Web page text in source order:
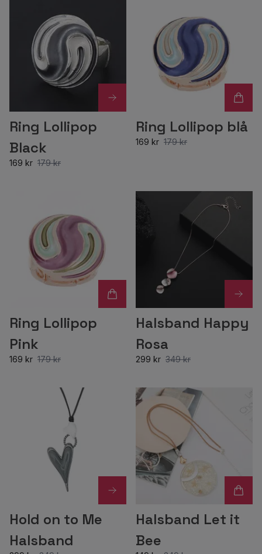
Ring Lollipop
Black
169 kr 179 kr
Ring Lollipop blå
169 kr 179 kr
Ring Lollipop
Pink
169 kr 179 kr
Halsband Happy
Rosa
299 kr 349 kr
Hold on to Me
Halsband
Halsband Let it
Bee